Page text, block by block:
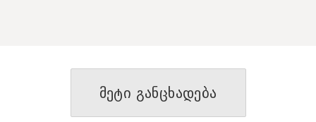
მეტი განცხადება